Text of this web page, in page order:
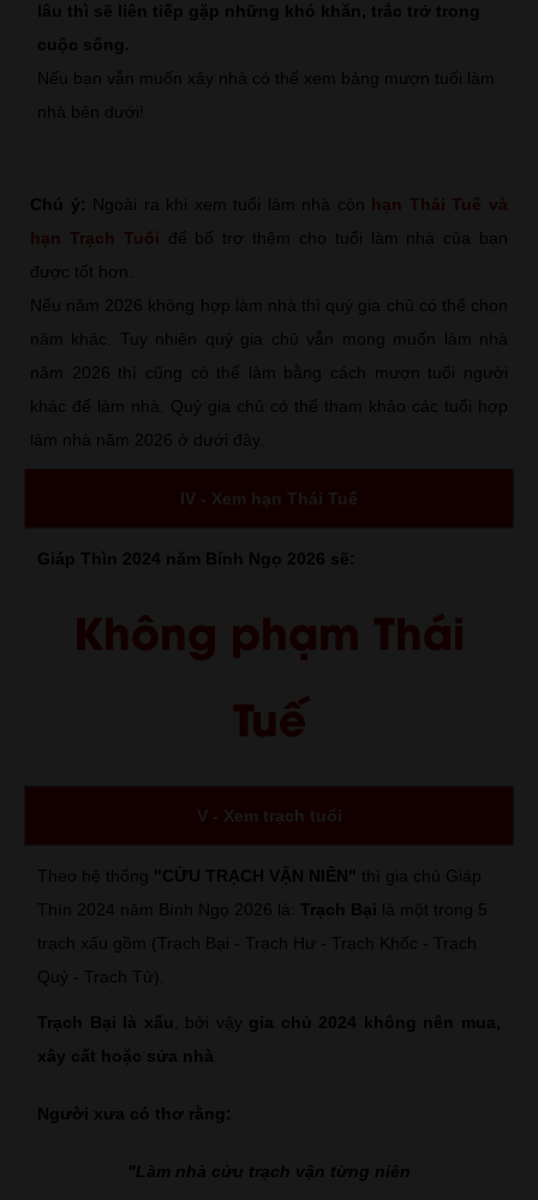
lâu thì sẽ liên tiếp gặp những khó khăn, trắc trở trong
cuộc sống.
Nếu bạn vẫn muốn xây nhà có thể xem bảng mượn tuổi làm
nhà bên dưới!
Chú ý: Ngoài ra khi xem tuổi làm nhà còn hạn Thái Tuế và
hạn Trạch Tuổi
để bổ trợ thêm cho tuổi làm nhà của bạn
được tốt hơn.
Nếu năm 2026 không hợp làm nhà thì quý gia chủ có thể chọn
năm khác. Tuy nhiên quý gia chủ vẫn mong muốn làm nhà
năm 2026 thì cũng có thể làm bằng cách mượn tuổi người
khác để làm nhà. Quý gia chủ có thể tham khảo các tuổi hợp
làm nhà năm 2026 ở dưới đây.
IV - Xem hạn Thái Tuế
Giáp Thìn 2024 năm Bính Ngọ 2026 sẽ:
Không phạm Thái
Tuế
V - Xem trạch tuổi
Theo hệ thống "CỬU TRẠCH VẬN NIÊN" thì gia chủ Giáp
Thìn 2024 năm Bính Ngọ 2026 là: Trạch Bại là một trong 5
trạch xấu gồm (Trạch Bại - Trạch Hư - Trạch Khốc - Trạch
Quỷ - Trạch Tử).
Trạch Bại là xấu , bởi vậy gia chủ 2024 không nên mua,
xây cất hoặc sửa nhà
Người xưa có thơ rằng:
"Làm nhà cửu trạch vận từng niên